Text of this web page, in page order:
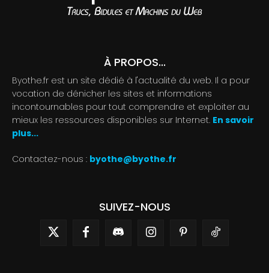
À PROPOS...
Byothe.fr est un site dédié à l'actualité du web. Il a pour
vocation de dénicher les sites et informations
incontournables pour tout comprendre et exploiter au
mieux les ressources disponibles sur Internet. En savoir
plus...
Contactez-nous : byothe@byothe.fr
SUIVEZ-NOUS